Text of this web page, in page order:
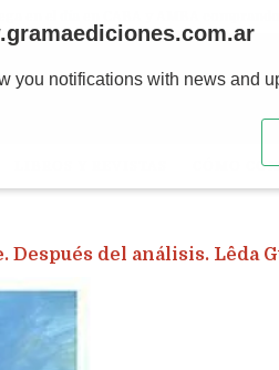
CÓMO
del análisis. Lêda
you notifications with news and